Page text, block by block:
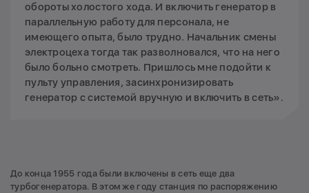
обороты холостого хода. И включить генератор в
параллельную работу для персонала, не
имеющего опыта, было трудно. Начальник смены
электроцеха тогда так разволновался, что на него
было больно смотреть. Пришлось мне подойти к
пульту управления, засинхронизировать
генератор с системой вручную и включить в сеть».
До конца 1955 года были включены в сеть еще два
турбогенератора. В этом же году станция по распоряжению